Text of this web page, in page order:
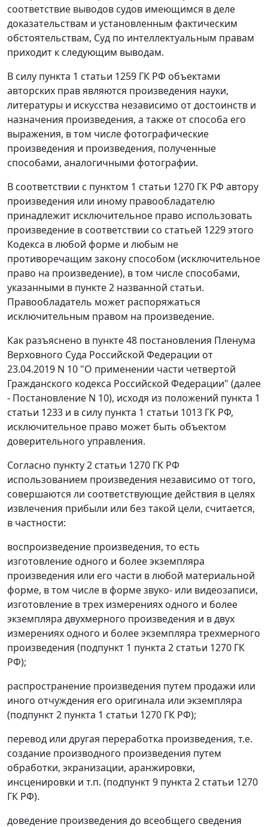
соответствие выводов судов имеющимся в деле
доказательствам и установленным фактическим
обстоятельствам, Суд по интеллектуальным правам
приходит к следующим выводам.
В силу пункта 1 статьи 1259 ГК РФ объектами
авторских прав являются произведения науки,
литературы и искусства независимо от достоинств и
назначения произведения, а также от способа его
выражения, в том числе фотографические
произведения и произведения, полученные
способами, аналогичными фотографии.
В соответствии с пунктом 1 статьи 1270 ГК РФ автору
произведения или иному правообладателю
принадлежит исключительное право использовать
произведение в соответствии со статьей 1229 этого
Кодекса в любой форме и любым не
противоречащим закону способом (исключительное
право на произведение), в том числе способами,
указанными в пункте 2 названной статьи.
Правообладатель может распоряжаться
исключительным правом на произведение.
Как разъяснено в пункте 48 постановления Пленума
Верховного Суда Российской Федерации от
23.04.2019 N 10 "О применении части четвертой
Гражданского кодекса Российской Федерации" (далее
- Постановление N 10), исходя из положений пункта 1
статьи 1233 и в силу пункта 1 статьи 1013 ГК РФ,
исключительное право может быть объектом
доверительного управления.
Согласно пункту 2 статьи 1270 ГК РФ
использованием произведения независимо от того,
совершаются ли соответствующие действия в целях
извлечения прибыли или без такой цели, считается,
в частности:
воспроизведение произведения, то есть
изготовление одного и более экземпляра
произведения или его части в любой материальной
форме, в том числе в форме звуко- или видеозаписи,
изготовление в трех измерениях одного и более
экземпляра двухмерного произведения и в двух
измерениях одного и более экземпляра трехмерного
произведения (подпункт 1 пункта 2 статьи 1270 ГК
РФ);
распространение произведения путем продажи или
иного отчуждения его оригинала или экземпляра
(подпункт 2 пункта 1 статьи 1270 ГК РФ);
перевод или другая переработка произведения, т.е.
создание производного произведения путем
обработки, экранизации, аранжировки,
инсценировки и т.п. (подпункт 9 пункта 2 статьи 1270
ГК РФ).
доведение произведения до всеобщего сведения